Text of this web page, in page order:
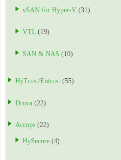
vSAN for Hyper-V (31)
VTL (19)
SAN & NAS (10)
HyTrust/Entrust (55)
Druva (22)
Accops (22)
HySecure (4)